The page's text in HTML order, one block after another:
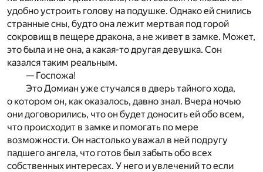
удобно устроить голову на подушке. Однако ей снились
странные сны, будто она лежит мертвая под горой
сокровищ в пещере дракона, а не живет в замке. Может,
это была и не она, а какая-то другая девушка. Сон
казался таким реальным.
— Госпожа!
Это Домиан уже стучался в дверь тайного хода,
о котором он, как оказалось, давно знал. Вчера ночью
они договорились, что он будет доносить ей обо всем,
что происходит в замке и помогать по мере
возможности. Он настолько уважал в ней подругу
падшего ангела, что готов был забыть обо всех
собственных интересах. У него и увлечений то если